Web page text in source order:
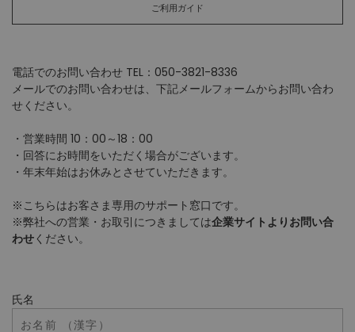
ご利用ガイド
電話でのお問い合わせ TEL：050-3821-8336
メールでのお問い合わせは、下記メールフォームからお問い合わ
せください。
・営業時間 10：00～18：00
・回答にお時間をいただく場合がございます。
・年末年始はお休みとさせていただきます。
※こちらはお客さま専用のサポート窓口です。
※弊社への営業・お取引につきましては企業サイトよりお問い合
わせください。
氏名